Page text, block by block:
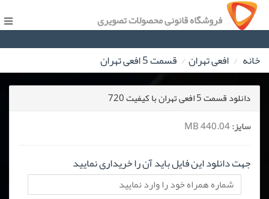
فروشگاه قانونی محصولات تصویری
خانه افعی تهران قسمت 5 افعی تهران
دانلود قسمت 5 افعی تهران با کیفیت 720
سایز:
جهت دانلود این فایل باید آن را خریداری نمایید